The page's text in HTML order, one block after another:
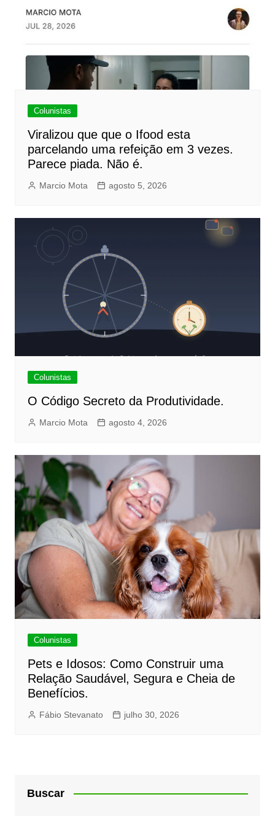
Colunistas
Viralizou que que o Ifood esta
parcelando uma refeição em 3 vezes.
Parece piada. Não é.
Marcio Mota agosto 5, 2026
Colunistas
O Código Secreto da Produtividade.
Marcio Mota agosto 4, 2026
Colunistas
Pets e Idosos: Como Construir uma
Relação Saudável, Segura e Cheia de
Benefícios.
Fábio Stevanato julho 30, 2026
Buscar